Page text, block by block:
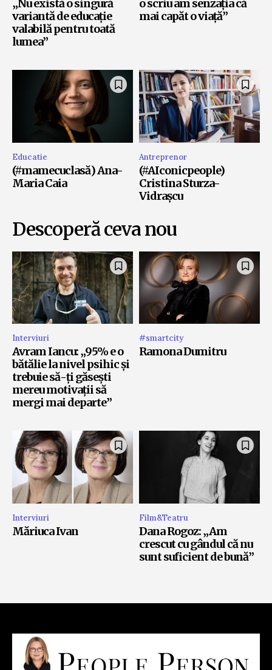
„Nu există o singură
variantă de educație
valabilă pentru toată
lumea”
o scriu am senzația că
mai capăt o viață”
Educatie
(#mamecuclasă) Ana-
Maria Caia
Antreprenor
(#AIconicpeople)
Cristina Sturza-
Vidrașcu
Descoperă ceva nou
Interviuri
Avram Iancu: „95% e o
bătălie la nivel psihic și
trebuie să-ți găsești
mereu motivații să
mergi mai departe”
#smartcity
Ramona Dumitru
Interviuri
Măriuca Ivan
Film&Teatru
Dana Rogoz: „Am
crescut cu gândul că nu
sunt suficient de bună”